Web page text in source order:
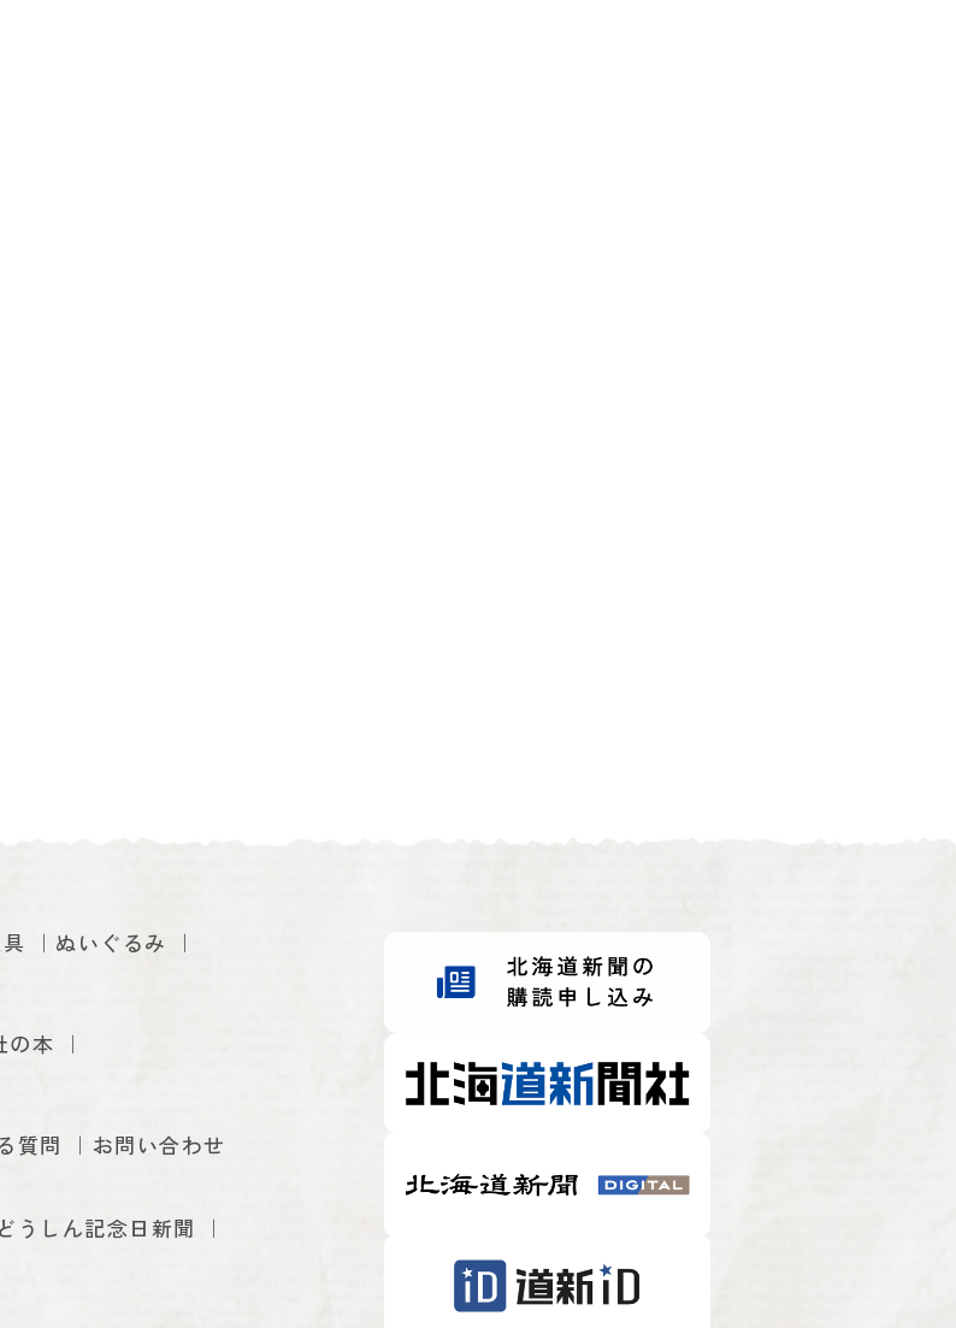
ぬいぐるみ
の本
質問 お問い合わせ
どうしん記念日新聞